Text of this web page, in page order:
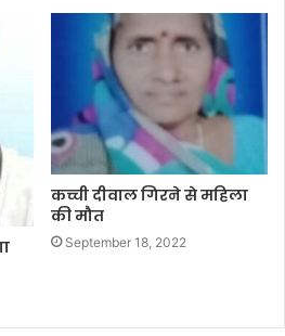
कच्ची दीवाल गिरने से महिला
की मौत
September 18, 2022